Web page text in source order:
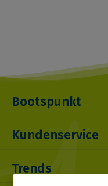
Bootspunkt
Kundenservice
Trends